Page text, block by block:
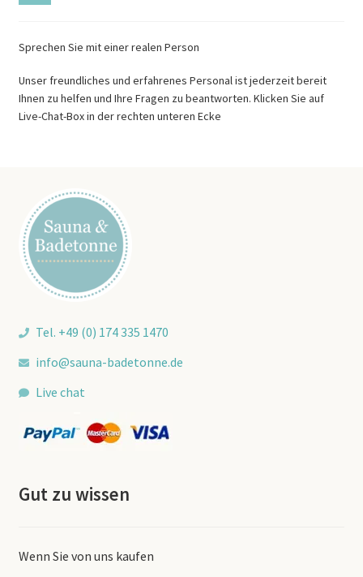
Sprechen Sie mit einer realen Person
Unser freundliches und erfahrenes Personal ist jederzeit bereit
Ihnen zu helfen und Ihre Fragen zu beantworten. Klicken Sie auf
Live-Chat-Box in der rechten unteren Ecke
Tel. +49 (0) 174 335 1470
info@sauna-badetonne.de
Live chat
Gut zu wissen
Wenn Sie von uns kaufen